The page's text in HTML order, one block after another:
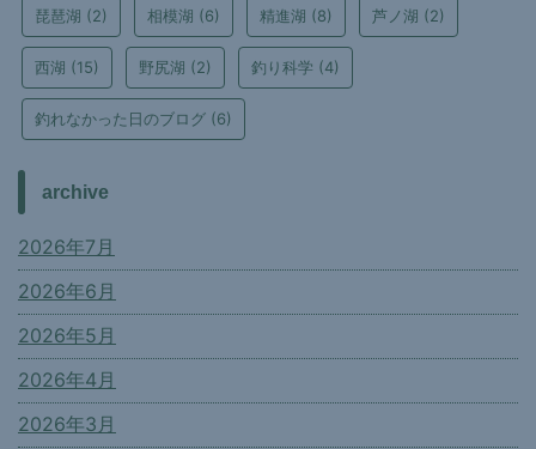
琵琶湖 (2) 相模湖 (6) 精進湖 (8) 芦ノ湖 (2)
西湖 (15) 野尻湖 (2) 釣り科学 (4)
釣れなかった日のブログ (6)
archive
2026年7月
2026年6月
2026年5月
2026年4月
2026年3月